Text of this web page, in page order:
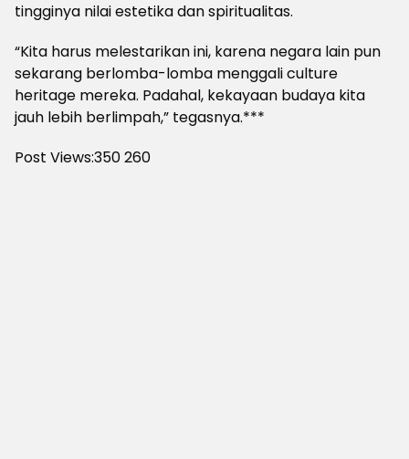
tingginya nilai estetika dan spiritualitas.
“Kita harus melestarikan ini, karena negara lain pun
sekarang berlomba-lomba menggali culture
heritage mereka. Padahal, kekayaan budaya kita
jauh lebih berlimpah,” tegasnya.***
Post Views:350260